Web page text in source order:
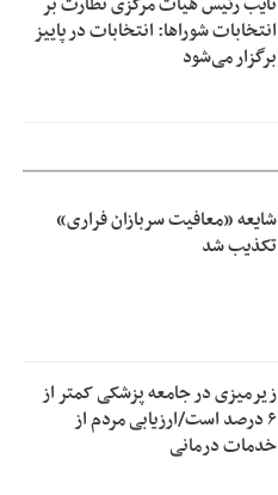
انتخابات شوراها: انتخابات در پاییز
برگزار می‌شود
شایعه «معافیت سربازان فراری»
تکذیب شد
زیرمیزی در جامعه پزشکی کمتر از
۶ درصد است/ارزیابی مردم از
خدمات درمانی